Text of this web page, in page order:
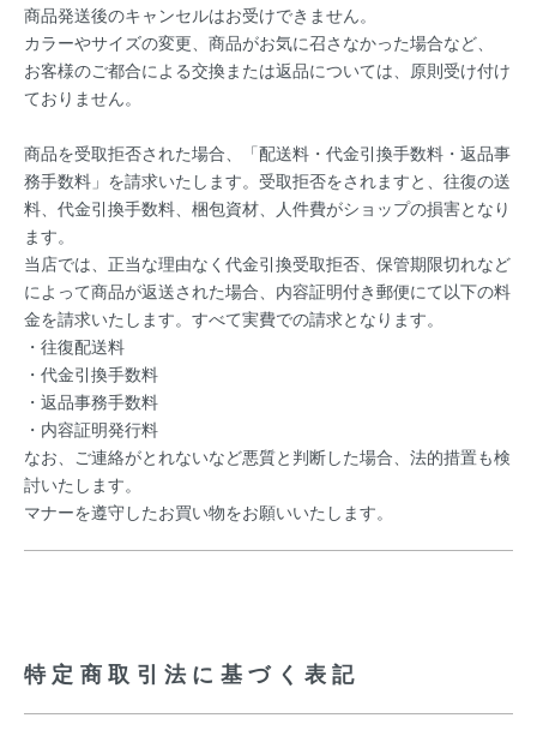
商品発送後のキャンセルはお受けできません。
カラーやサイズの変更、商品がお気に召さなかった場合など、
お客様のご都合による交換または返品については、原則受け付け
ておりません。
商品を受取拒否された場合、「配送料・代金引換手数料・返品事
務手数料」を請求いたします。受取拒否をされますと、往復の送
料、代金引換手数料、梱包資材、人件費がショップの損害となり
ます。
当店では、正当な理由なく代金引換受取拒否、保管期限切れなど
によって商品が返送された場合、内容証明付き郵便にて以下の料
金を請求いたします。すべて実費での請求となります。
・往復配送料
・代金引換手数料
・返品事務手数料
・内容証明発行料
なお、ご連絡がとれないなど悪質と判断した場合、法的措置も検
討いたします。
マナーを遵守したお買い物をお願いいたします。
特定商取引法に基づく表記